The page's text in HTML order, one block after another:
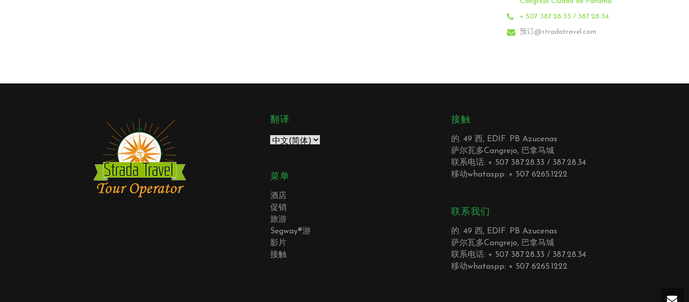
+ 507 387.28.33 / 387.28.34
预订@stradatravel.com
翻译
菜单
酒店
促销
旅游
Segway®游
影片
接触
接触
的. 49 西, EDIF. PB Azucenas
萨尔瓦多Cangrejo, 巴拿马城
联系电话: + 507 387.28.33 / 387.28.34
移动whataspp: + 507 6265.1222
联系我们
的. 49 西, EDIF. PB Azucenas
萨尔瓦多Cangrejo, 巴拿马城
联系电话: + 507 387.28.33 / 387.28.34
移动whataspp: + 507 6265.1222